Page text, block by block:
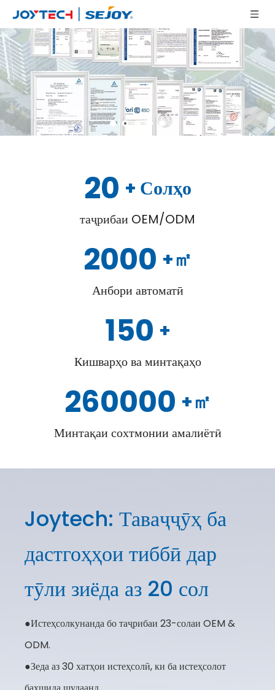
20 + Солҳо
таҷрибаи OEM/ODM
2000 +㎡
Анбори автоматӣ
150 +
Кишварҳо ва минтақаҳо
260000 +㎡
Минтақаи сохтмонии амалиётӣ
Joytech: Таваҷҷӯҳ ба
дастгоҳҳои тиббӣ дар
тӯли зиёда аз 20 сол
●Истеҳсолкунанда бо таҷрибаи 23-солаи OEM &
ODM.
●Зеда аз 30 хатҳои истеҳсолӣ, ки ба истеҳсолот